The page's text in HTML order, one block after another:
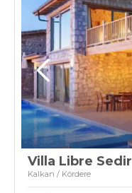
Villa Libre Sedir
Kalkan / Kördere